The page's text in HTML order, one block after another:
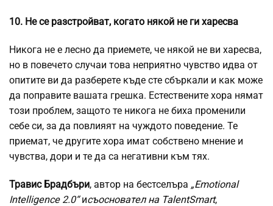
10. Не се разстройват, когато някой не ги харесва
Никога не е лесно да приемете, че някой не ви харесва,
но в повечето случаи това неприятно чувство идва от
опитите ви да разберете къде сте сбъркали и как може
да поправите вашата грешка. Естествените хора нямат
този проблем, защото те никога не биха променили
себе си, за да повлияят на чуждото поведение. Те
приемат, че другите хора имат собствено мнение и
чувства, дори и те да са негативни към тях.
Травис Брадбъри, автор на бестселъра „Emotional
Intelligence 2.0“исъосновател на TalentSmart,